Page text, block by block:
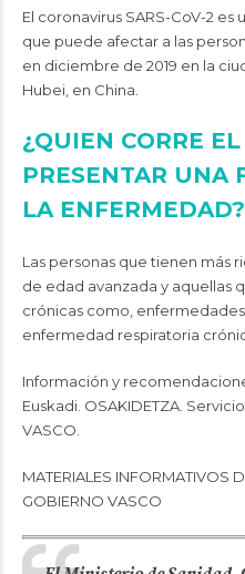
El coronavirus SARS-CoV-2
que puede afectar a las
en diciembre de 2019 en la
Hubei, en China.
¿QUIEN CORRE
PRESENTAR UNA
LA ENFERMEDAD?
Las personas que tienen más
de edad avanzada y aquellas
crónicas como,
enfermedad respiratoria
Información y
Euskadi. OSAKIDETZA.
VASCO.
MATERIALES INFORMATIVOS
GOBIERNO VASCO